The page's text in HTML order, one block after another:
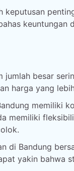
keputusan
keuntungan
jumlah besar
harga yang
memiliki
memiliki
di Bandung
yakin bahwa